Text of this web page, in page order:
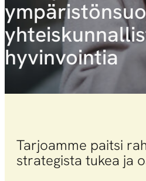
hyvinvointia
Tarjoamme paitsi
strategista tukea ja